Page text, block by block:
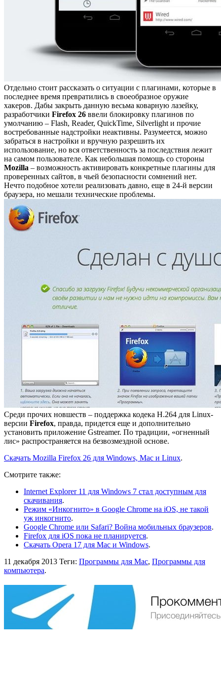
Отдельно стоит рассказать о ситуации с плагинами, которые в
последнее время превратились в своеобразное оружие
хакеров. Дабы закрыть данную весьма коварную лазейку,
разработчики Firefox 26 ввели блокировку плагинов по
умолчанию – Flash, Reader, QuickTime, Silverlight и прочие
востребованные надстройки неактивны. Разумеется, можно
забраться в настройки и вручную разрешить их
использование, но вся ответственность за последствия лежит
на самом пользователе. Как небольшая помощь со стороны
Mozilla – возможность активировать конкретные плагины для
проверенных сайтов, в чьей безопасности сомнений нет.
Нечто подобное хотели реализовать давно, еще в 24-й версии
браузера, но мешали технические проблемы.
Среди прочих новшеств – поддержка кодека H.264 для Linux-
версии Firefox, правда, придется еще и дополнительно
установить приложение Gstreamer. По традиции, «огненный
лис» распространяется на безвозмездной основе.
Скачать Mozilla Firefox 26 для Windows, Mac и Linux.
Смотрите также:
Internet Explorer 11 для Windows 7 стал доступным для
скачивания.
Режим «Инкогнито» в Google Chrome на iOS, не такой
уж инкогнито.
Google Chrome или Safari? Война мобильных браузеров.
Firefox для iOS пока не планируется.
Скачать Opera 17 для Mac и Windows.
11 декабря 2013 Теги: Программы для Mac, Программы для
компьютера.